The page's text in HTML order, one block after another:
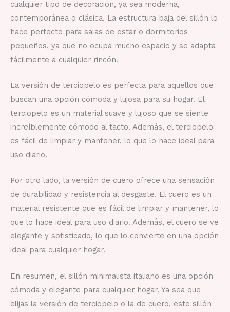
cualquier tipo de decoración, ya sea moderna,
contemporánea o clásica. La estructura baja del sillón lo
hace perfecto para salas de estar o dormitorios
pequeños, ya que no ocupa mucho espacio y se adapta
fácilmente a cualquier rincón.
La versión de terciopelo es perfecta para aquellos que
buscan una opción cómoda y lujosa para su hogar. El
terciopelo es un material suave y lujoso que se siente
increíblemente cómodo al tacto. Además, el terciopelo
es fácil de limpiar y mantener, lo que lo hace ideal para
uso diario.
Por otro lado, la versión de cuero ofrece una sensación
de durabilidad y resistencia al desgaste. El cuero es un
material resistente que es fácil de limpiar y mantener, lo
que lo hace ideal para uso diario. Además, el cuero se ve
elegante y sofisticado, lo que lo convierte en una opción
ideal para cualquier hogar.
En resumen, el sillón minimalista italiano es una opción
cómoda y elegante para cualquier hogar. Ya sea que
elijas la versión de terciopelo o la de cuero, este sillón